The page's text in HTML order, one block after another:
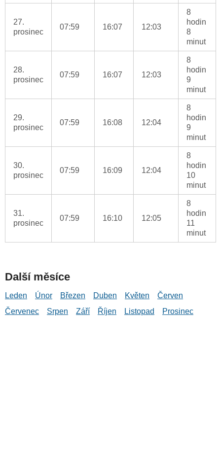
27.
prosinec
07:59 16:07 12:03
8
hodin
8
minut
28.
prosinec
07:59 16:07 12:03
8
hodin
9
minut
29.
prosinec
07:59 16:08 12:04
8
hodin
9
minut
30.
prosinec
07:59 16:09 12:04
8
hodin
10
minut
31.
prosinec
07:59 16:10 12:05
8
hodin
11
minut
Další měsíce
Leden Únor Březen Duben Květen
Červen
Červenec
Srpen Září Říjen Listopad Prosinec